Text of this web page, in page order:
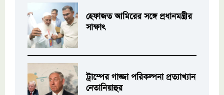
হেফাজত আমিরের সঙ্গে প্রধানমন্ত্রীর
সাক্ষাৎ
ট্রাম্পের গাজ্জা পরিকল্পনা প্রত্যাখ্যান
নেতানিয়াহুর